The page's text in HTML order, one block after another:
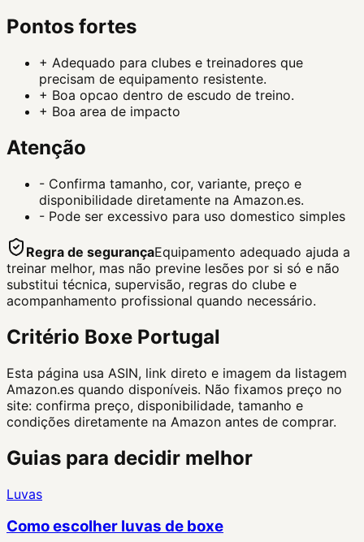
Pontos fortes
+ Adequado para clubes e treinadores que
precisam de equipamento resistente.
+ Boa opcao dentro de escudo de treino.
+ Boa area de impacto
Atenção
- Confirma tamanho, cor, variante, preço e
disponibilidade diretamente na Amazon.es.
- Pode ser excessivo para uso domestico simples
Regra de segurançaEquipamento adequado ajuda a
treinar melhor, mas não previne lesões por si só e não
substitui técnica, supervisão, regras do clube e
acompanhamento profissional quando necessário.
Critério Boxe Portugal
Esta página usa ASIN, link direto e imagem da listagem
Amazon.es quando disponíveis. Não fixamos preço no
site: confirma preço, disponibilidade, tamanho e
condições diretamente na Amazon antes de comprar.
Guias para decidir melhor
Luvas
Como escolher luvas de boxe